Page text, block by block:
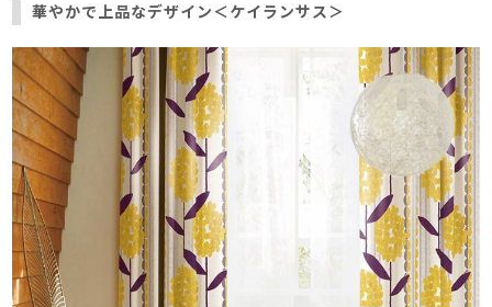
華やかで上品なデザイン＜ケイランサス＞